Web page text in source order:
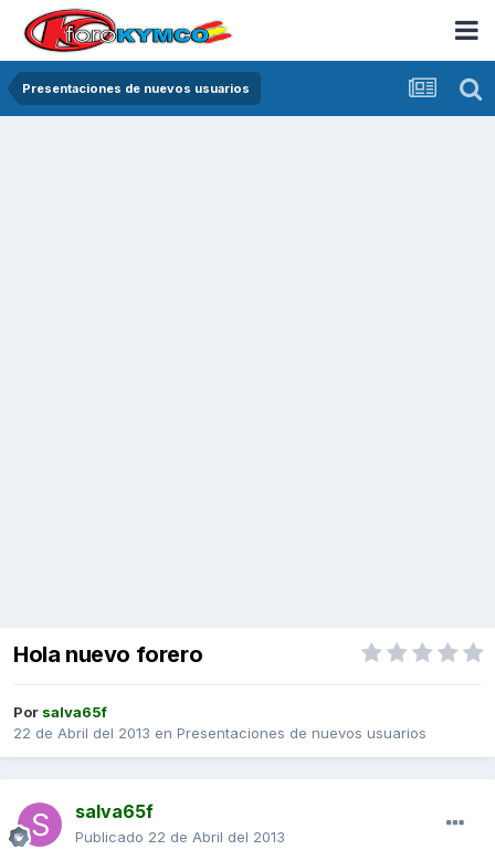
Presentaciones de nuevos usuarios
Hola nuevo forero
Por salva65f
22 de Abril del 2013 en Presentaciones de nuevos usuarios
salva65f
Publicado 22 de Abril del 2013